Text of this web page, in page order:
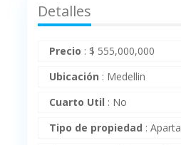
Detalles
Precio : $ 555,000,000
Ubicación : Medellin
Cuarto Util : No
Tipo de propiedad :